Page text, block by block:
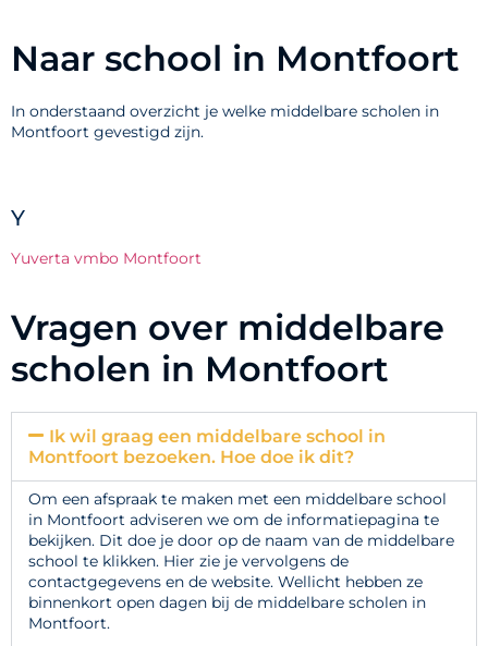
Naar school in Montfoort
In onderstaand overzicht je welke middelbare scholen in
Montfoort gevestigd zijn.
Y
Yuverta vmbo Montfoort
Vragen over middelbare
scholen in Montfoort
Ik wil graag een middelbare school in
Montfoort bezoeken. Hoe doe ik dit?
Om een afspraak te maken met een middelbare school
in Montfoort adviseren we om de informatiepagina te
bekijken. Dit doe je door op de naam van de middelbare
school te klikken. Hier zie je vervolgens de
contactgegevens en de website. Wellicht hebben ze
binnenkort open dagen bij de middelbare scholen in
Montfoort.